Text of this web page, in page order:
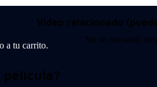
a tu carrito.
Video relacionado
No se encontró